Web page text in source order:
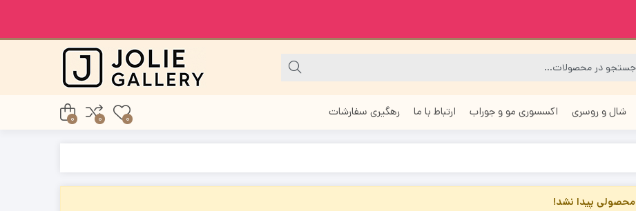
شال و روسری اکسسوری مو و جوراب ارتباط با ما رهگیری سفارشات
0
0
0
محصولی پیدا نشد!